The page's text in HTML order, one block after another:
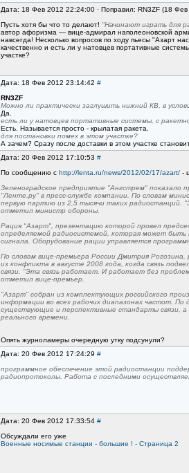
Дата: 18 Фев 2012 22:24:00 · Поправил: RN3ZF (18
Пусть хотя бы что то делают! "Начинают играть для
автор афоризма — вице-адмирал наполеоновской
навсегда! Несколько вопросов по ходу пьесы "Азарт
качественно и есть ли у натовцев портативные
участке?
Дата: 18 Фев 2012 23:14:42 #
RN3ZF
Можно ли практически заглушить нижний КВ, в
Да.
есть ли у натовцев портативные системы, с
Есть. Называется просто - крылатая ракета.
для постановки помех в этом участке?
А зачем? Сразу после доставки в этом участке
Дата: 20 Фев 2012 17:10:53 #
По сообщению с http://lenta.ru/news/2012/02/17/azart/ -
Зеленоградское предприятие "Ангстрем"
"Ленте.ру" в пресс-службе компании. По словам
первую партию из 2,5 тысячи таких радиостанций.
отметил министр обороны.
Рация "Азарт", презентацию которой провел
определяемой радиосистемой, которая может быть
сигнала. Оборудование рации управляется
По словам вице-премьера России Дмитрия
из конфликта в августе 2008 года, когда связь
связи. "Эта связь работает. И работает без
отметил вице-премьер.
"Азарт" собран из комплектующих российского
информации во всех рабочих диапазонах частот.
существующие и перспективные стандарты связи,
реального времени.
Опять журноламеры очередную утку подсунули?
Дата: 20 Фев 2012 17:24:29 #
программное обеспечение этой радиостанции
радиопротоколы. Работа с последними
Дата: 20 Фев 2012 17:33:54 #
Обсуждали его уже
Военные носимые станции - большие ! - Страница 2